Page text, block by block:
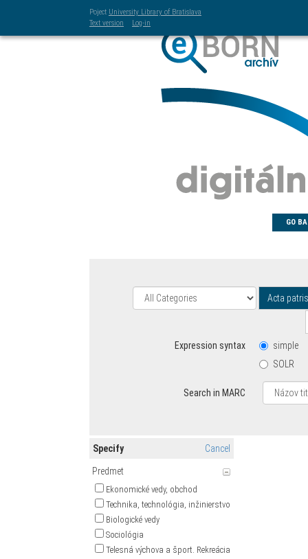
Poject University Library of Bratislava
Text version
Log-in
GO
Expression syntax
simple
SOLR
Search in MARC
Specify Cancel
Predmet
Ekonomické vedy, obchod
Technika, technológia, inžinierstvo
Biologické vedy
Sociológia
Telesná výchova a šport. Rekreácia